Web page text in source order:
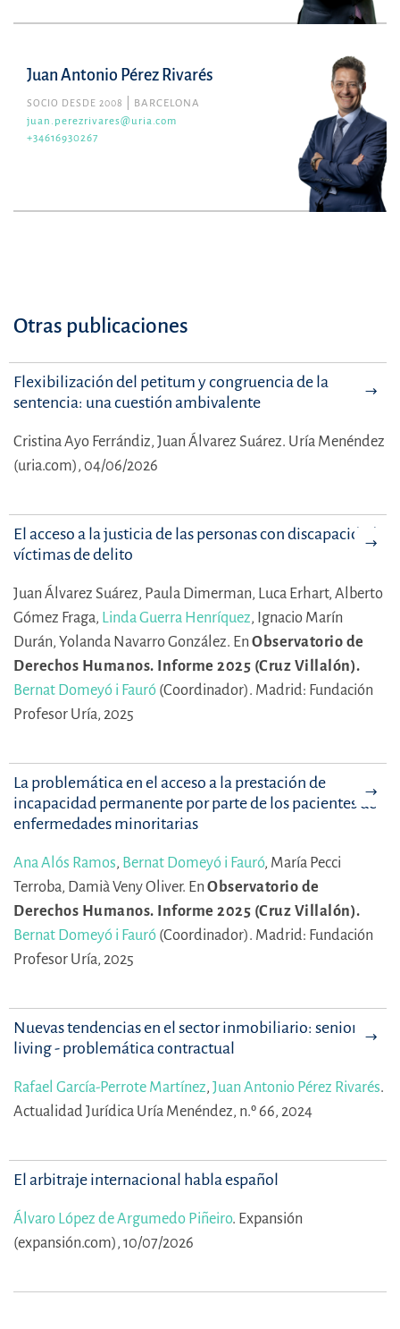
Juan Antonio Pérez Rivarés
SOCIO DESDE 2008
BARCELONA
juan.perezrivares@uria.com
+34616930267
Otras publicaciones
Flexibilización del petitum y congruencia de la
sentencia: una cuestión ambivalente
Cristina Ayo Ferrándiz, Juan Álvarez Suárez. Uría Menéndez
(uria.com), 04/06/2026
El acceso a la justicia de las personas con discapacidad
víctimas de delito
Juan Álvarez Suárez, Paula Dimerman, Luca Erhart, Alberto
Gómez Fraga, Linda Guerra Henríquez, Ignacio Marín
Durán, Yolanda Navarro González. EnObservatorio de
Derechos Humanos. Informe 2025 (Cruz Villalón).
Bernat Domeyó i Fauró (Coordinador). Madrid: Fundación
Profesor Uría, 2025
La problemática en el acceso a la prestación de
incapacidad permanente por parte de los pacientes de
enfermedades minoritarias
Ana Alós Ramos, Bernat Domeyó i Fauró, María Pecci
Terroba, Damià Veny Oliver. EnObservatorio de
Derechos Humanos. Informe 2025 (Cruz Villalón).
Bernat Domeyó i Fauró (Coordinador). Madrid: Fundación
Profesor Uría, 2025
Nuevas tendencias en el sector inmobiliario: senior
living - problemática contractual
Rafael García-Perrote Martínez, Juan Antonio Pérez Rivarés.
Actualidad Jurídica Uría Menéndez, n.º 66, 2024
El arbitraje internacional habla español
Álvaro López de Argumedo Piñeiro. Expansión
(expansión.com), 10/07/2026